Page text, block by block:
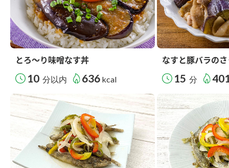
とろ～り味噌なす丼
10 分以内 636 kcal
なすと豚バラの
15 分